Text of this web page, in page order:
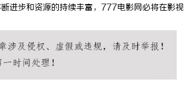
进步和资源的持续丰富，777电影网必将在影视
全